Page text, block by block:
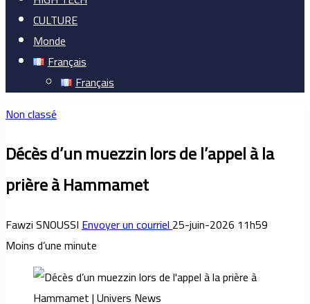
CULTURE
Monde
Français
Français
Non classé
Décès d’un muezzin lors de l’appel à la
prière à Hammamet
Fawzi SNOUSSIEnvoyer un courriel25-juin-2026 11h59
Moins d’une minute